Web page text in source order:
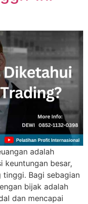
adalah
keuntungan besar,
tinggi. Bagi sebagian
bijak adalah
dan mencapai